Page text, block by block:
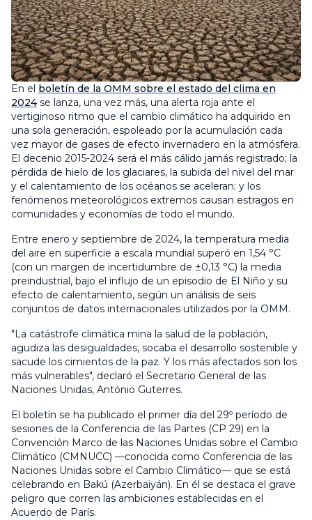
En el boletín de la OMM sobre el estado del clima en
2024 se lanza, una vez más, una alerta roja ante el
vertiginoso ritmo que el cambio climático ha adquirido en
una sola generación, espoleado por la acumulación cada
vez mayor de gases de efecto invernadero en la atmósfera.
El decenio 2015-2024 será el más cálido jamás registrado; la
pérdida de hielo de los glaciares, la subida del nivel del mar
y el calentamiento de los océanos se aceleran; y los
fenómenos meteorológicos extremos causan estragos en
comunidades y economías de todo el mundo.
Entre enero y septiembre de 2024, la temperatura media
del aire en superficie a escala mundial superó en 1,54 °C
(con un margen de incertidumbre de ±0,13 °C) la media
preindustrial, bajo el influjo de un episodio de El Niño y su
efecto de calentamiento, según un análisis de seis
conjuntos de datos internacionales utilizados por la OMM.
"La catástrofe climática mina la salud de la población,
agudiza las desigualdades, socaba el desarrollo sostenible y
sacude los cimientos de la paz. Y los más afectados son los
más vulnerables", declaró el Secretario General de las
Naciones Unidas, António Guterres.
El boletín se ha publicado el primer día del 29º período de
sesiones de la Conferencia de las Partes (CP 29) en la
Convención Marco de las Naciones Unidas sobre el Cambio
Climático (CMNUCC) —conocida como Conferencia de las
Naciones Unidas sobre el Cambio Climático— que se está
celebrando en Bakú (Azerbaiyán). En él se destaca el grave
peligro que corren las ambiciones establecidas en el
Acuerdo de París.